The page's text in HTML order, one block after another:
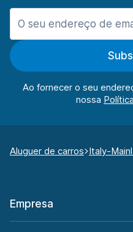
Ao fornecer o seu
nossa
Aluguer de carros Italy-
Empresa